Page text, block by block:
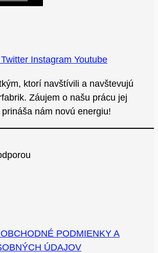
Twitter Instagram Youtube
ktorí navštívili a navštevujú
Záujem o našu prácu jej
nám novú energiu!
PODMIENKY A
ÚDAJOV